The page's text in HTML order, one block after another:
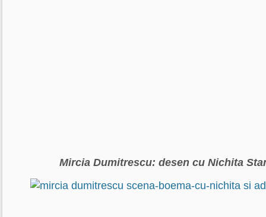
Mircia Dumitrescu: desen cu Nichita